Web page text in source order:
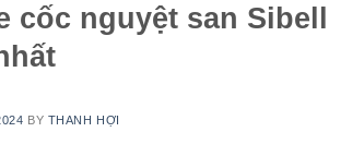
nguyệt san Sibell
BY THANH HỢI